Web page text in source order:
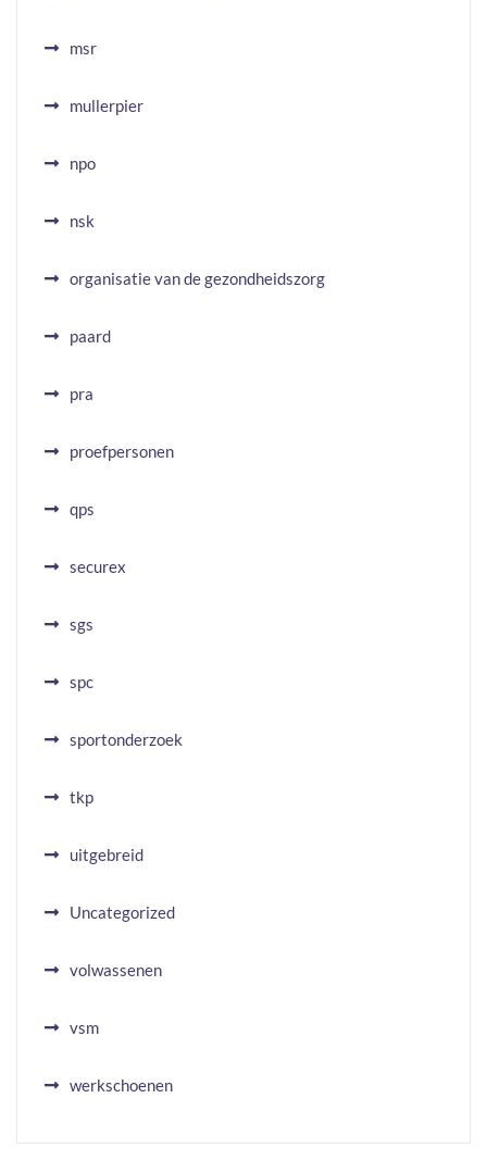
msr
mullerpier
npo
nsk
organisatie van de gezondheidszorg
paard
pra
proefpersonen
qps
securex
sgs
spc
sportonderzoek
tkp
uitgebreid
Uncategorized
volwassenen
vsm
werkschoenen